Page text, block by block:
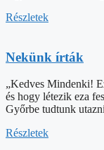
Részletek
Nekünk írták
„Kedves Mindenki!
és hogy létezik eza
Győrbe tudtunk
Részletek